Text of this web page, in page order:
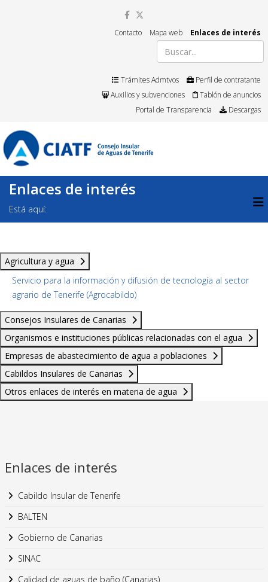
Contacto Mapa web Enlaces de interés
Trámites Admtvos
Perfil de contratante
Auxilios y subvenciones
Tablón de anuncios
Portal de Transparencia
Descargas
Enlaces de interés
Está aquí:
Agricultura y agua
Servicio para la información y difusión de tecnología al sector
agrario de Tenerife (Agrocabildo)
Consejos Insulares de Canarias
Organismos e instituciones públicas relacionadas con el agua
Empresas de abastecimiento de agua a poblaciones
Cabildos Insulares de Canarias
Otros enlaces de interés en materia de agua
Enlaces de interés
Cabildo Insular de Tenerife
BALTEN
Gobierno de Canarias
SINAC
Calidad de aguas de baño (Canarias)